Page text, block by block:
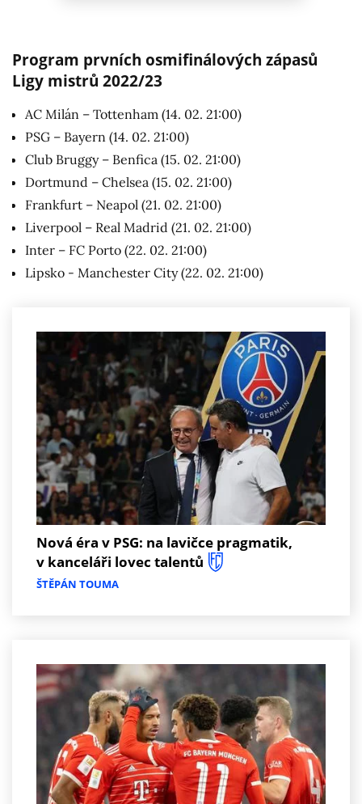
Program prvních osmifinálových zápasů
Ligy mistrů 2022/23
AC Milán – Tottenham (14. 02. 21:00)
PSG – Bayern (14. 02. 21:00)
Club Bruggy – Benfica (15. 02. 21:00)
Dortmund – Chelsea (15. 02. 21:00)
Frankfurt – Neapol (21. 02. 21:00)
Liverpool – Real Madrid (21. 02. 21:00)
Inter – FC Porto (22. 02. 21:00)
Lipsko - Manchester City (22. 02. 21:00)
Nová éra v PSG: na lavičce pragmatik,
v kanceláři lovec talentů
ŠTĚPÁN TOUMA